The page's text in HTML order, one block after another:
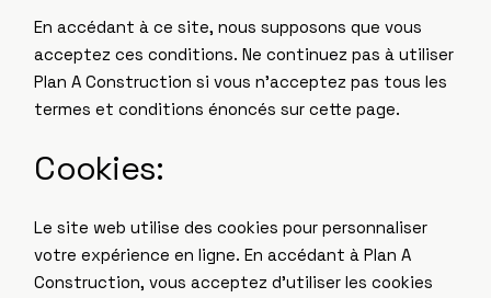
En accédant à ce site, nous supposons que vous
acceptez ces conditions. Ne continuez pas à utiliser
Plan A Construction si vous n’acceptez pas tous les
termes et conditions énoncés sur cette page.
Cookies:
Le site web utilise des cookies pour personnaliser
votre expérience en ligne. En accédant à Plan A
Construction, vous acceptez d’utiliser les cookies